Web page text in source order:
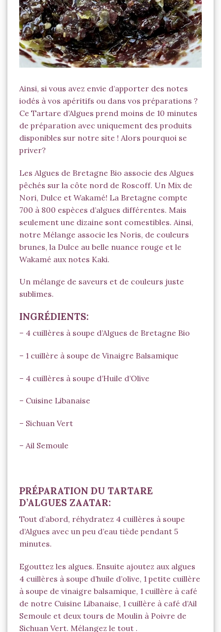
Ainsi, si vous avez envie d’apporter des notes
iodés à vos apéritifs ou dans vos préparations ?
Ce Tartare d’Algues prend moins de 10 minutes
de préparation avec uniquement des produits
disponibles sur notre site ! Alors pourquoi se
priver?
Les Algues de Bretagne Bio associe des Algues
pêchés sur la côte nord de Roscoff. Un Mix de
Nori, Dulce et Wakamé! La Bretagne compte
700 à 800 espèces d’algues différentes. Mais
seulement une dizaine sont comestibles. Ainsi,
notre Mélange associe les Noris, de couleurs
brunes, la Dulce au belle nuance rouge et le
Wakamé aux notes Kaki.
Un mélange de saveurs et de couleurs juste
sublimes.
INGRÉDIENTS:
– 4 cuillères à soupe d’Algues de Bretagne Bio
– 1 cuillère à soupe de Vinaigre Balsamique
– 4 cuillères à soupe d’Huile d’Olive
– Cuisine Libanaise
– Sichuan Vert
– Ail Semoule
PRÉPARATION DU TARTARE
D’ALGUES ZAATAR:
Tout d’abord, réhydratez 4 cuillères à soupe
d’Algues avec un peu d’eau tiède pendant 5
minutes.
Egouttez les algues. Ensuite ajoutez aux algues
4 cuillères à soupe d’huile d’olive, 1 petite cuillère
à soupe de vinaigre balsamique, 1 cuillère à café
de notre Cuisine Libanaise, 1 cuillère à café d’Ail
Semoule et deux tours de Moulin à Poivre de
Sichuan Vert. Mélangez le tout .